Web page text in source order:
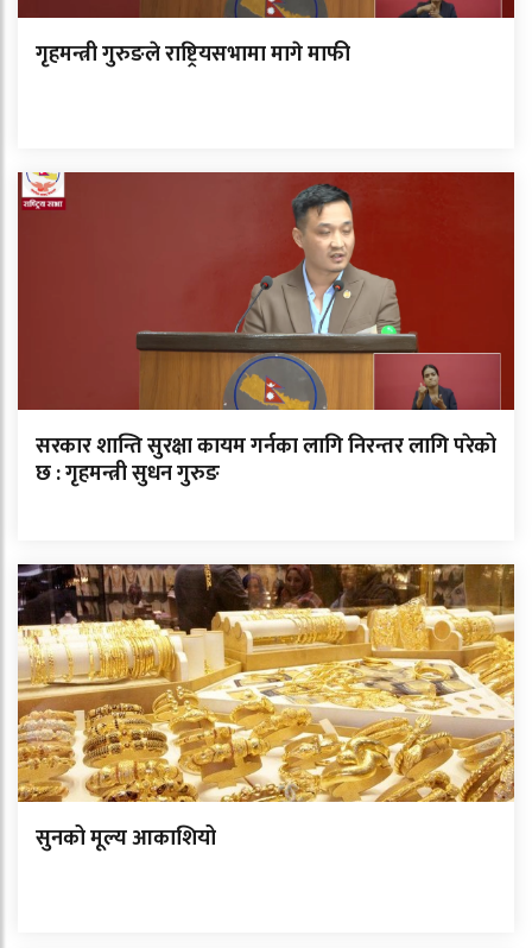
गृहमन्त्री गुरुङले राष्ट्रियसभामा मागे माफी
सरकार शान्ति सुरक्षा कायम गर्नका लागि निरन्तर लागि परेको
छ : गृहमन्त्री सुधन गुरुङ
सुनको मूल्य आकाशियो